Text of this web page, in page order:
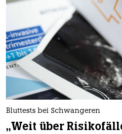
Bluttests bei Schwangeren
„Weit über